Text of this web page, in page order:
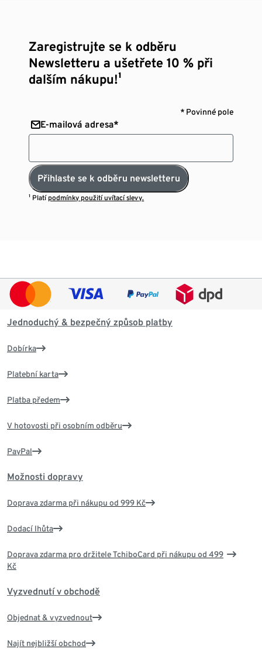
Zaregistrujte se k odběru
Newsletteru a ušetřete 10 % při
dalším nákupu!¹
* Povinné pole
E-mailová adresa*
Přihlaste se k odběru newsletteru
¹ Platí podmínky použití uvítací slevy.
Jednoduchý & bezpečný způsob platby
Dobírka
Platební karta
Platba předem
V hotovosti při osobním odběru
PayPal
Možnosti dopravy
Doprava zdarma při nákupu od 999 Kč
Dodací lhůta
Doprava zdarma pro držitele TchiboCard při nákupu od 499
Kč
Vyzvednutí v obchodě
Objednat & vyzvednout
Najít nejbližší obchod